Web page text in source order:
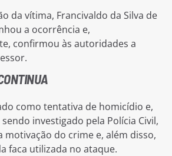
da vítima, Francivaldo da Silva de
a ocorrência e,
confirmou às autoridades a
como tentativa de homicídio e,
investigado pela Polícia Civil,
motivação do crime e, além disso,
faca utilizada no ataque.